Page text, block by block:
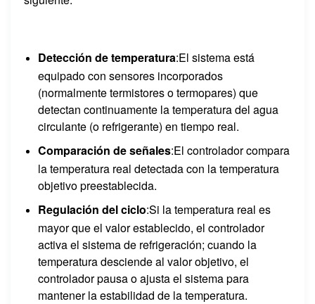
Detección de temperatura:El sistema está
equipado con sensores incorporados
(normalmente termistores o termopares) que
detectan continuamente la temperatura del agua
circulante (o refrigerante) en tiempo real.
Comparación de señales:El controlador compara
la temperatura real detectada con la temperatura
objetivo preestablecida.
Regulación del ciclo:Si la temperatura real es
mayor que el valor establecido, el controlador
activa el sistema de refrigeración; cuando la
temperatura desciende al valor objetivo, el
controlador pausa o ajusta el sistema para
mantener la estabilidad de la temperatura.